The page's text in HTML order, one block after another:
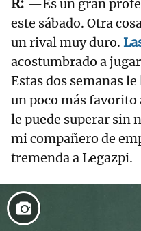
—Es un gran
este sábado. Otra
un rival muy duro.
acostumbrado a
Estas dos semanas
un poco más favorito
le puede superar sin
mi compañero de
tremenda a Legazpi.